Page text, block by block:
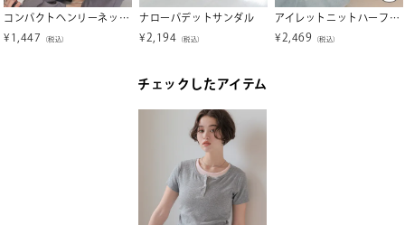
コンパクトヘンリーネックロングスリーブトップス
¥ 1,447 （税込）
ナローパデットサンダル
¥ 2,194 （税込）
アイレットニットハーフスリーブトップス
¥ 2,469 （税込）
チェックしたアイテム